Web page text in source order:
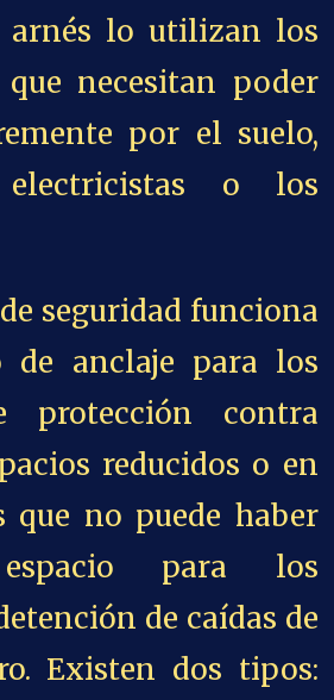
arnés lo utilizan los
que necesitan poder
por el suelo,
o los
seguridad funciona
de anclaje para los
protección contra
reducidos o en
que no puede haber
para los
de caídas de
Existen dos tipos: